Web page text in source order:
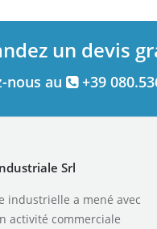
un devis
nous au +39
Srl
industrielle a mené avec
activité commerciale